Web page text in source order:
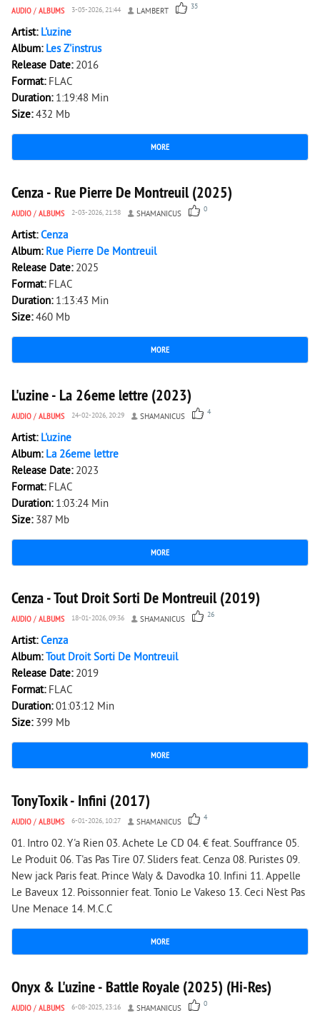
AUDIO / ALBUMS 3-05-2026, 21:44 LAMBERT 35
Artist: L'uzine
Album: Les Z'instrus
Release Date: 2016
Format: FLAC
Duration: 1:19:48 Min
Size:432 Mb
MORE
400 0
Cenza - Rue Pierre De Montreuil (2025)
AUDIO / ALBUMS 2-03-2026, 21:58 SHAMANICUS 0
Artist:Cenza
Album: Rue Pierre De Montreuil
Release Date: 2025
Format: FLAC
Duration: 1:13:43 Min
Size:460 Mb
MORE
1 757 0
L'uzine - La 26eme lettre (2023)
AUDIO / ALBUMS 24-02-2026, 20:29 SHAMANICUS 4
Artist: L'uzine
Album: La 26eme lettre
Release Date: 2023
Format: FLAC
Duration: 1:03:24 Min
Size: 387 Mb
MORE
3 254 0
Cenza - Tout Droit Sorti De Montreuil (2019)
AUDIO / ALBUMS 18-01-2026, 09:36 SHAMANICUS 26
Artist:Cenza
Album:Tout Droit Sorti De Montreuil
Release Date: 2019
Format: FLAC
Duration:01:03:12 Min
Size: 399 Mb
MORE
2 633 0
TonyToxik - Infini (2017)
AUDIO / ALBUMS 6-01-2026, 10:27 SHAMANICUS 4
01. Intro 02. Y'a Rien 03. Achete Le CD 04. € feat. Souffrance 05.
Le Produit 06. T'as Pas Tire 07. Sliders feat. Cenza 08. Puristes 09.
New jack Paris feat. Prince Waly & Davodka 10. Infini 11. Appelle
Le Baveux 12. Poissonnier feat. Tonio Le Vakeso 13. Ceci N'est Pas
Une Menace 14. M.C.C
MORE
1 380 0
Onyx & L'uzine - Battle Royale (2025) (Hi-Res)
AUDIO / ALBUMS 6-08-2025, 23:16 SHAMANICUS 0